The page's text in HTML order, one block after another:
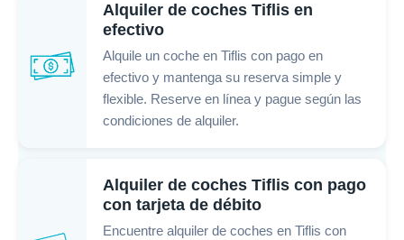
Alquiler de coches Tiflis en
efectivo
Alquile un coche en Tiflis con pago en
efectivo y mantenga su reserva simple y
flexible. Reserve en línea y pague según las
condiciones de alquiler.
Alquiler de coches Tiflis con pago
con tarjeta de débito
Encuentre alquiler de coches en Tiflis con